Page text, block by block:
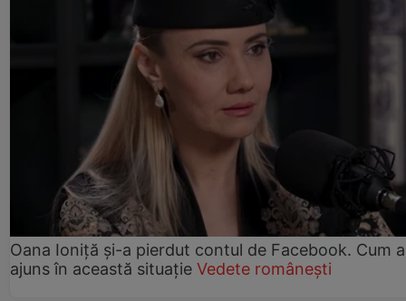
Oana Ioniță și-a pierdut contul de Facebook. Cum a
ajuns în această situație Vedete românești